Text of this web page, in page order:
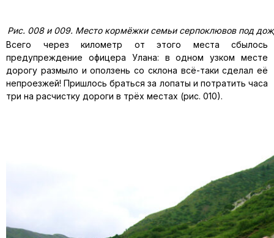
Рис. 008 и 009. Место кормёжки семьи серпоклювов под
Всего через километр от этого места сбылось
предупреждение офицера Улана: в одном узком месте
дорогу размыло и оползень со склона всё-таки сделал её
непроезжей! Пришлось браться за лопаты и потратить часа
три на расчистку дороги в трёх местах (рис. 010).